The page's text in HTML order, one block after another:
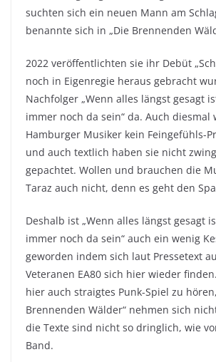
suchten sich ein neuen Mann am
benannte sich in „Die Brennenden
2022 veröffentlichten sie ihr Debüt
noch in Eigenregie heraus gebracht
Nachfolger „Wenn alles längst gesagt
immer noch da sein“ da. Auch diesmal
Hamburger Musiker kein Feingefühls-
und auch textlich haben sie nicht
gepachtet. Wollen und brauchen die
Taraz auch nicht, denn es geht den
Deshalb ist „Wenn alles längst gesagt
immer noch da sein“ auch ein wenig
geworden indem sich laut Pressetext
Veteranen EA80 sich hier wieder
hier auch straigtes Punk-Spiel zu
Brennenden Wälder“ nehmen sich
die Texte sind nicht so dringlich, wie
Band.